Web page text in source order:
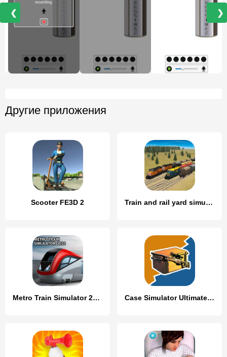
❮ ❯
Другие приложения
Scooter FE3D 2 Train and rail yard simulator
Metro Train Simulator 2023 Case Simulator Ultimate CS 2